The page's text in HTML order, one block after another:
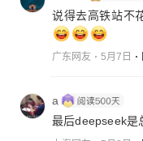
说得去高铁站不
广东网友 5月7日
a
最后deepseek是